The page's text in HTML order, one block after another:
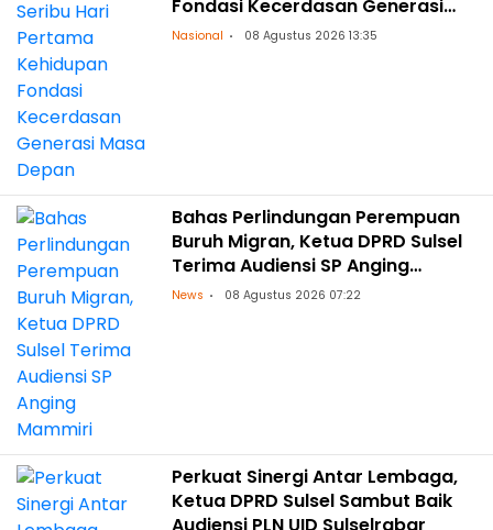
Fondasi Kecerdasan Generasi
Masa Depan
Nasional 08 Agustus 2026 13:35
Bahas Perlindungan Perempuan
Buruh Migran, Ketua DPRD Sulsel
Terima Audiensi SP Anging
Mammiri
News 08 Agustus 2026 07:22
Perkuat Sinergi Antar Lembaga,
Ketua DPRD Sulsel Sambut Baik